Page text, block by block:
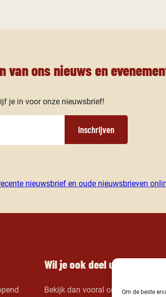
Om de beste
van ons nieuws en
je in voor onze nieuwsbrief!
inschrijven
nieuwsbrief en oude nieuwsbrieven
Wil je ook deel uitmaken
Bekijk dan vooral onzevacatures!